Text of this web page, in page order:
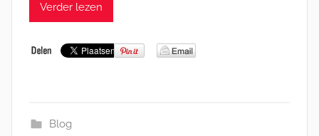
Verder lezen
Blog